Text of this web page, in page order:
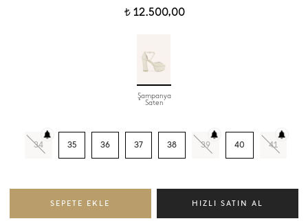
t12.500,00
Şampanya
Saten
34 35 36 37 38 39 40 41